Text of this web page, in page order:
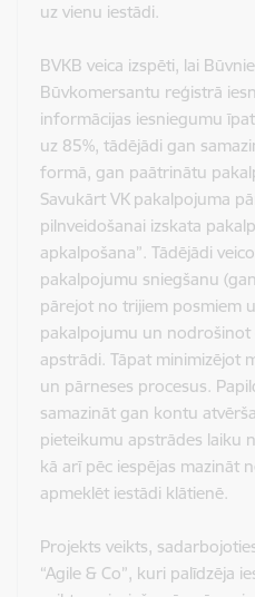
uz vienu iestādi.
BVKB veica izspēti, lai
Būvkomersantu reģistrā
informācijas iesniegumu
uz 85%, tādējādi gan
formā, gan paātrinātu
Savukārt VK pakalpojuma
pilnveidošanai izskata
apkalpošana”. Tādējādi
pakalpojumu sniegšanu
pārejot no trijiem posmiem
pakalpojumu un
apstrādi. Tāpat minimizējot
un pārneses procesus.
samazināt gan kontu
pieteikumu apstrādes laiku
kā arī pēc iespējas mazināt
apmeklēt iestādi klātienē.
Projekts veikts,
“Agile & Co”, kuri palīdzēja